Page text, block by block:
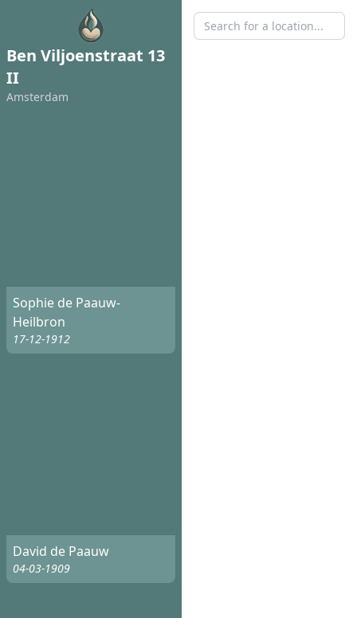
Ben Viljoenstraat 13
II
Amsterdam
Sophie de Paauw-
Heilbron
17-12-1912
David de Paauw
04-03-1909